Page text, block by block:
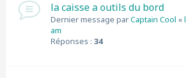
la caisse a outils du bord
Dernier message parCaptain Cool «
am
Réponses : 34